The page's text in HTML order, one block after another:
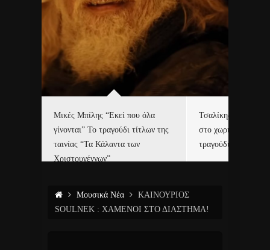
Μικές Μπίλης “Εκεί που όλα
γίνονται” Το τραγούδι τίτλων της
ταινίας “Τα Κάλαντα των
Χριστουγέννων”
Τσαλίκης,
στο χωριό του Άι
τραγούδι και video
Μουσικά Νέα
ΚΑΙΝΟΥΡΙΟΣ
SOULNEK : ΧΑΜΕΝΟΙ ΣΤΟ ΔΙΑΣΤΗΜΑ!